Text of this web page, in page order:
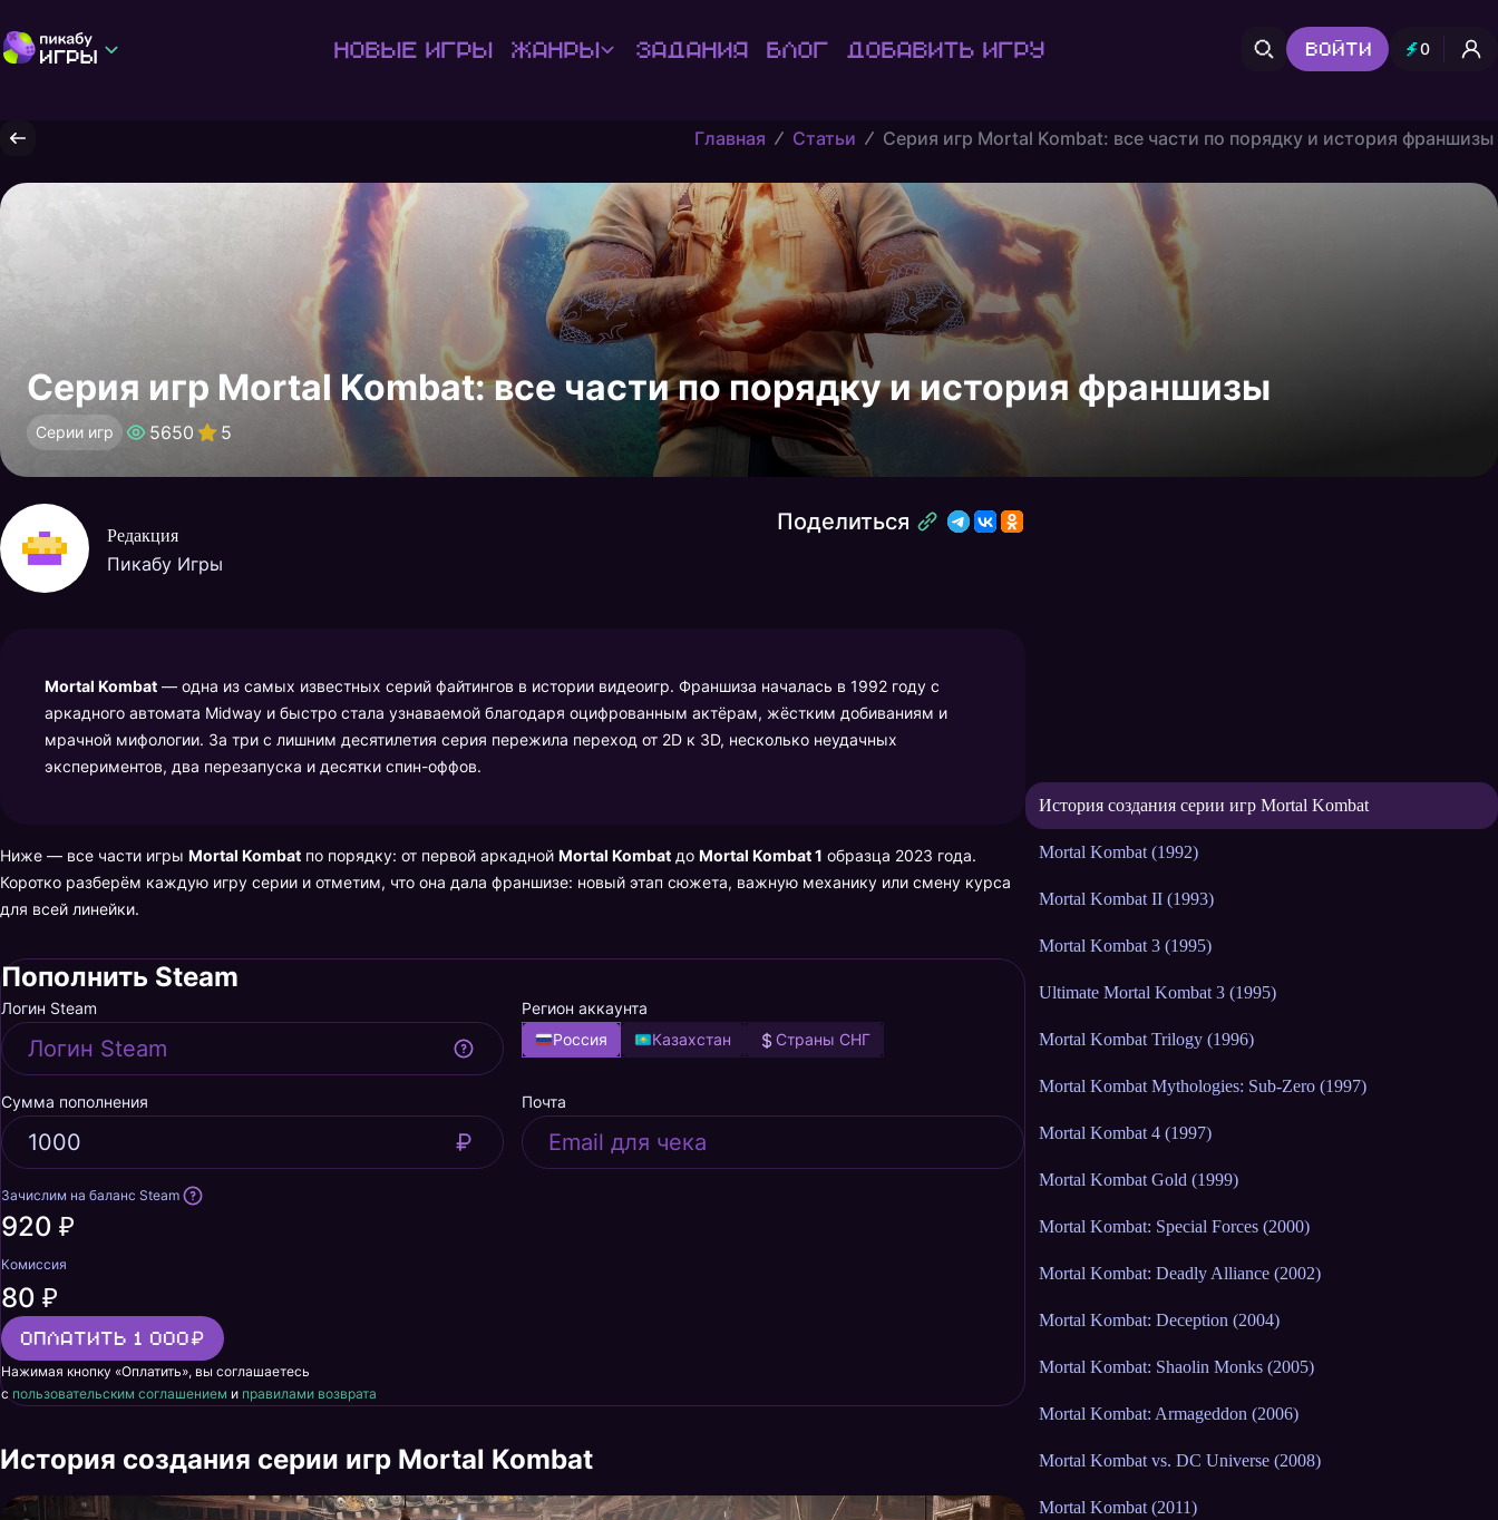
Новые игры Жанры Задания Блог Добавить игру Войти 0
Главная Статьи Серия игр Mortal Kombat: все части по порядку и история франшизы
Серия игр Mortal Kombat: все части по порядку и история франшизы
Серии игр 5650 5
Редакция
Пикабу Игры
Поделиться
Mortal Kombat — одна из самых известных серий файтингов в истории видеоигр. Франшиза началась в 1992 году с
аркадного автомата Midway и быстро стала узнаваемой благодаря оцифрованным актёрам, жёстким добиваниям и
мрачной мифологии. За три с лишним десятилетия серия пережила переход от 2D к 3D, несколько неудачных
экспериментов, два перезапуска и десятки спин-оффов.
Ниже — все части игры Mortal Kombat по порядку: от первой аркадной Mortal Kombat до Mortal Kombat 1 образца 2023 года.
Коротко разберём каждую игру серии и отметим, что она дала франшизе: новый этап сюжета, важную механику или смену курса
для всей линейки.
Пополнить Steam
Логин Steam
Регион аккаунта
Россия
Казахстан Страны СНГ
Сумма пополнения Почта
Зачислим на баланс Steam
920 ₽
Комиссия
80 ₽
Оплатить 1 000
Нажимая кнопку «Оплатить», вы соглашаетесь
с пользовательским соглашением и правилами возврата
История создания серии игр Mortal Kombat
История создания серии игр Mortal Kombat
Mortal Kombat (1992)
Mortal Kombat II (1993)
Mortal Kombat 3 (1995)
Ultimate Mortal Kombat 3 (1995)
Mortal Kombat Trilogy (1996)
Mortal Kombat Mythologies: Sub-Zero (1997)
Mortal Kombat 4 (1997)
Mortal Kombat Gold (1999)
Mortal Kombat: Special Forces (2000)
Mortal Kombat: Deadly Alliance (2002)
Mortal Kombat: Deception (2004)
Mortal Kombat: Shaolin Monks (2005)
Mortal Kombat: Armageddon (2006)
Mortal Kombat vs. DC Universe (2008)
Mortal Kombat (2011)